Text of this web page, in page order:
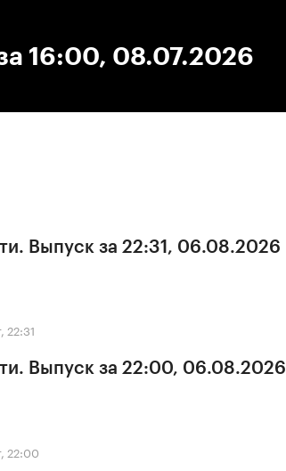
16:00, 08.07.2026
Выпуск за 22:31, 06.08.2026
22:31
Выпуск за 22:00, 06.08.2026
22:00